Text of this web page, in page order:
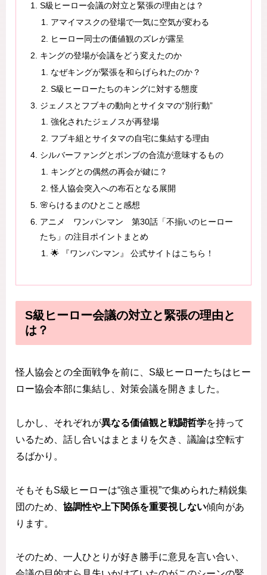
S級ヒーロー会議の対立と緊張の理由とは？
アマイマスクの登場で一気に空気が変わる
ヒーロー同士の価値観のズレが露呈
キングの登場が会議をどう変えたのか
なぜキングが緊張を和らげられたのか？
S級ヒーローたちのキングに対する態度
ジェノスとフブキの動向とサイタマの“別行動”
強化されたジェノスが再登場
フブキ組とサイタマの自宅に集結する理由
シルバーファングとボンブの合流が意味するもの
キングとの偶然の再会が鍵に？
怪人協会突入への布石となる展開
🌸らけるまのひとこと感想
アニメ ワンパンマン 第30話「不揃いのヒーロー
たち」の注目ポイントまとめ
🌟 『ワンパンマン』 公式サイトはこちら！
S級ヒーロー会議の対立と緊張の理由と
は？
怪人協会との全面戦争を前に、S級ヒーローたちはヒー
ロー協会本部に集結し、対策会議を開きました。
しかし、それぞれが異なる価値観と戦闘哲学を持って
いるため、話し合いはまとまりを欠き、議論は空転す
るばかり。
そもそもS級ヒーローは“強さ重視”で集められた精鋭集
団のため、 協調性や上下関係を重要視しない傾向があ
ります。
そのため、一人ひとりが好き勝手に意見を言い合い、